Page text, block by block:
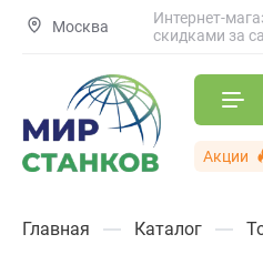
Москва
Интернет-
скидками за
Акции
Главная Каталог